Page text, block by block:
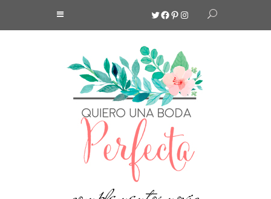
Twitter
Facebook
Pinterest
Instagram